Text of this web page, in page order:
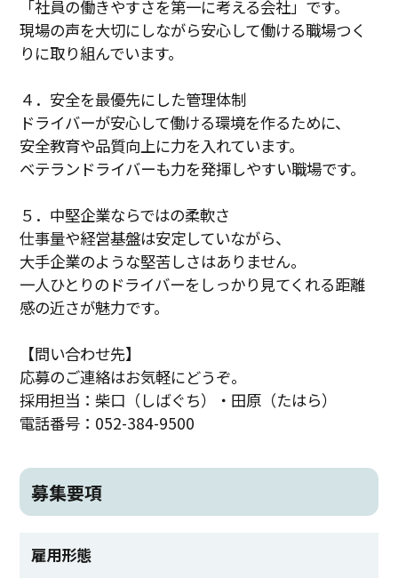
「社員の働きやすさを第一に考える会社」です。
現場の声を大切にしながら安心して働ける職場つく
りに取り組んでいます。
４．安全を最優先にした管理体制
ドライバーが安心して働ける環境を作るために、
安全教育や品質向上に力を入れています。
ベテランドライバーも力を発揮しやすい職場です。
５．中堅企業ならではの柔軟さ
仕事量や経営基盤は安定していながら、
大手企業のような堅苦しさはありません。
一人ひとりのドライバーをしっかり見てくれる距離
感の近さが魅力です。
【問い合わせ先】
応募のご連絡はお気軽にどうぞ。
採用担当：柴口（しばぐち）・田原（たはら）
電話番号：052-384-9500
募集要項
雇用形態